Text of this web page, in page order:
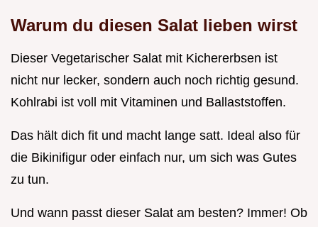
Warum du diesen Salat lieben wirst
Dieser Vegetarischer Salat mit Kichererbsen ist
nicht nur lecker, sondern auch noch richtig gesund.
Kohlrabi ist voll mit Vitaminen und Ballaststoffen.
Das hält dich fit und macht lange satt. Ideal also für
die Bikinifigur oder einfach nur, um sich was Gutes
zu tun.
Und wann passt dieser Salat am besten? Immer! Ob